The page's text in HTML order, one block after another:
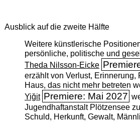
Ausblick auf die zweite Hälfte
Weitere künstlerische
persönliche, politische und
Theda Nilsson-Eicke
erzählt von Verlust, Erinnerung,
Haus, das nicht mehr betreten
Yiğit Premiere: Mai 2027
Jugendhaftanstalt Plötzensee
Schuld, Herkunft, Gewalt,